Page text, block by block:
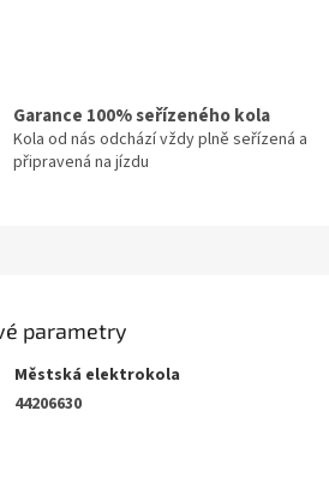
Garance 100% seřízeného kola
Kola od nás odchází vždy plně seřízená a
připravená na jízdu
parametry
Městská elektrokola
44206630